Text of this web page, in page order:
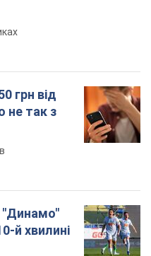
грн від
не так з
"Динамо"
й хвилині